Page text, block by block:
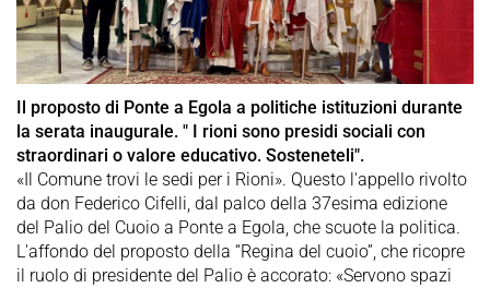
Il proposto di Ponte a Egola a politiche istituzioni durante
la serata inaugurale. " I rioni sono presidi sociali con
straordinari o valore educativo. Sosteneteli".
«Il Comune trovi le sedi per i Rioni». Questo l'appello rivolto
da don Federico Cifelli, dal palco della 37esima edizione
del Palio del Cuoio a Ponte a Egola, che scuote la politica.
L'affondo del proposto della “Regina del cuoio”, che ricopre
il ruolo di presidente del Palio è accorato: «Servono spazi